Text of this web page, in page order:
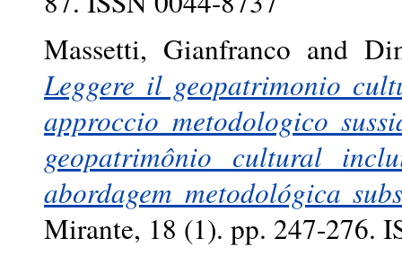
Massetti, Gianfranco and
Leggere il geopatrimonio
approccio metodologico
geopatrimônio cultural
abordagem metodológica
Mirante, 18 (1). pp. 247-276.